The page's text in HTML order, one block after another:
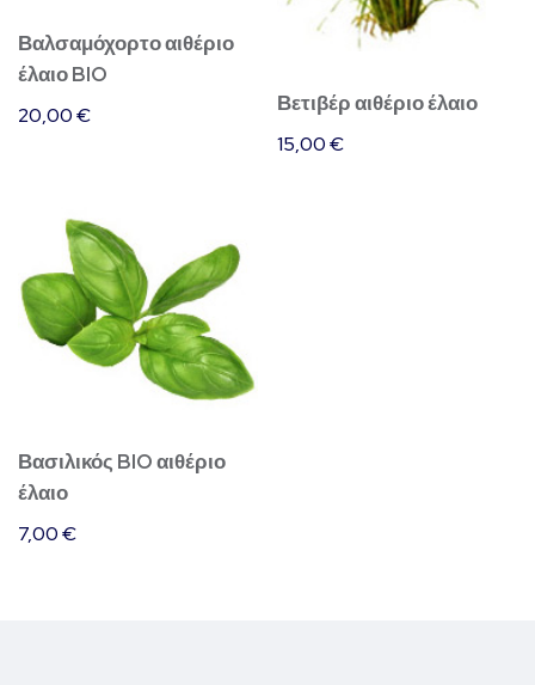
Βαλσαμόχορτο αιθέριο
έλαιο BIO
20,00€ Βετιβέρ αιθέριο έλαιο
15,00€
Βασιλικός BIO αιθέριο
έλαιο
7,00€